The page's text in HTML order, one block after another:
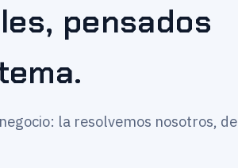
pensados
la resolvemos nosotros, de